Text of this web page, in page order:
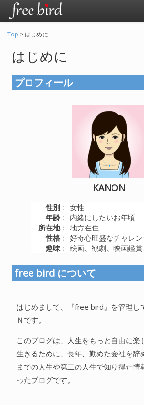
会社の人間関係
人間関係全般
生き方
社会
WordPress
Webその他
Top >はじめに
はじめに
プロフィール
KANON
性別： 女性
年齢： 内緒にしたいお年頃
所在地： 地方在住
性格： 好奇心旺盛なチャレ
趣味： 絵画、観劇、映画鑑
free bird について
はじめまして、『free bird』を管理し
Ｎです。
このブログは、人生をもっと自由に楽
生きるために、長年、勤めた会社を辞
までの人生や第二の人生で知り得た情
ったブログです。